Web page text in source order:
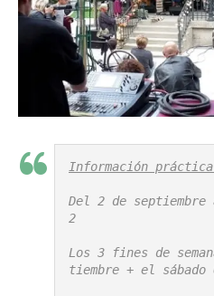
Información
Del 2 de
2
Los 3 fines de
tiembre + el sábado